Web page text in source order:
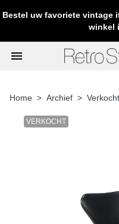
Bestel uw favoriete vintage
winkel
menu
Home Archief
VERKOCHT